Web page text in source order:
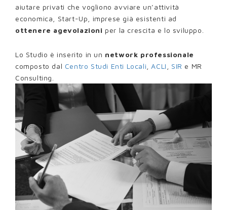
aiutare privati che vogliono avviare un’attività
economica, Start-Up, imprese già esistenti ad
ottenere agevolazioni per la crescita e lo sviluppo.
Lo Studio è inserito in un network professionale
composto dal Centro Studi Enti Locali ,ACLI SIR e MR
Consulting.